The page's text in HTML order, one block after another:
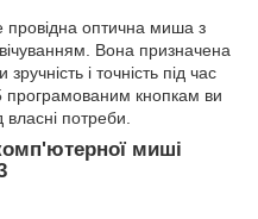
оптична миша з
Вона призначена
і точність під час
програмованим кнопкам ви
власні потреби.
миші